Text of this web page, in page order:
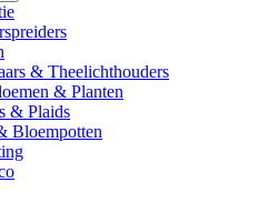
& Theelichthouders
& Planten
& Plaids
Bloempotten